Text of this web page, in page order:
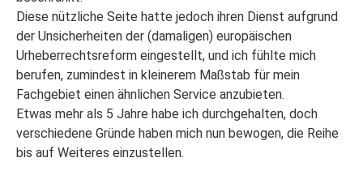
Diese nützliche Seite hatte jedoch ihren Dienst aufgrund
der Unsicherheiten der (damaligen) europäischen
Urheberrechtsreform eingestellt, und ich fühlte mich
berufen, zumindest in kleinerem Maßstab für mein
Fachgebiet einen ähnlichen Service anzubieten.
Etwas mehr als 5 Jahre habe ich durchgehalten, doch
verschiedene Gründe haben mich nun bewogen, die Reihe
bis auf Weiteres einzustellen.